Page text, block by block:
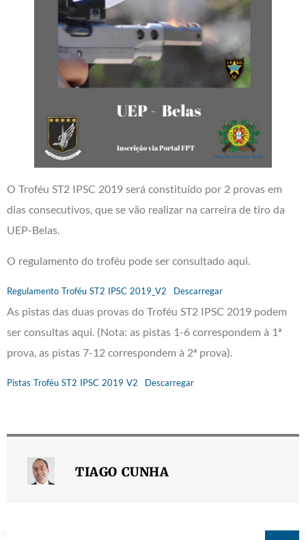
O Troféu ST2 IPSC 2019 será constituído por 2 provas em
dias consecutivos, que se vão realizar na carreira de tiro da
UEP-Belas.
O regulamento do troféu pode ser consultado aqui.
Regulamento Troféu ST2 IPSC 2019_V2 Descarregar
As pistas das duas provas do Troféu ST2 IPSC 2019 podem
ser consultas aqui. (Nota: as pistas 1-6 correspondem à 1ª
prova, as pistas 7-12 correspondem à 2ª prova).
Pistas Troféu ST2 IPSC 2019 V2 Descarregar
TIAGO CUNHA